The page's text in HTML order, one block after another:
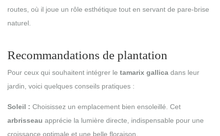
routes, où il joue un rôle esthétique tout en servant de pare-brise
naturel.
Recommandations de plantation
Pour ceux qui souhaitent intégrer le tamarix gallica dans leur
jardin, voici quelques conseils pratiques :
Soleil : Choisissez un emplacement bien ensoleillé. Cet
arbrisseau apprécie la lumière directe, indispensable pour une
croissance optimale et une belle floraison.